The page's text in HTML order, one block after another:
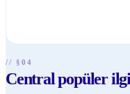
// §04
Central popüler